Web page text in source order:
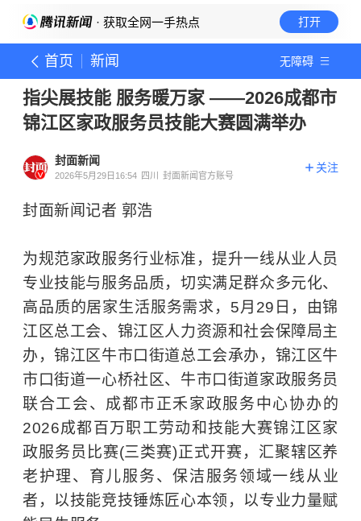
· 获取全网一手热点 打开
首页 新闻 无障碍
指尖展技能 服务暖万家 ——2026成都市
锦江区家政服务员技能大赛圆满举办
封面新闻
2026年5月29日16:54 四川 封面新闻官方账号
关注
封面新闻记者 郭浩
为规范家政服务行业标准，提升一线从业人员
专业技能与服务品质，切实满足群众多元化、
高品质的居家生活服务需求，5月29日，由锦
江区总工会、锦江区人力资源和社会保障局主
办，锦江区牛市口街道总工会承办，锦江区牛
市口街道一心桥社区、牛市口街道家政服务员
联合工会、成都市正禾家政服务中心协办的
2026成都百万职工劳动和技能大赛锦江区家
政服务员比赛(三类赛)正式开赛，汇聚辖区养
老护理、育儿服务、保洁服务领域一线从业
者，以技能竞技锤炼匠心本领，以专业力量赋